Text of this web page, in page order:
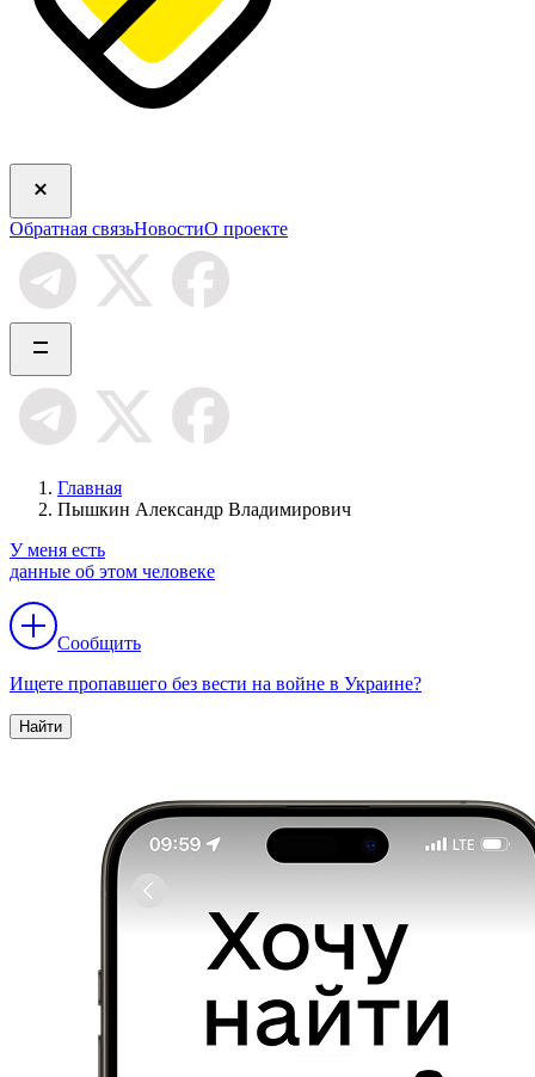
Обратная связьНовостиО проекте
Главная
Пышкин Александр Владимирович
У меня есть
данные об этом человеке
Сообщить
Ищете пропавшего без вести на войне в Украине?
Найти